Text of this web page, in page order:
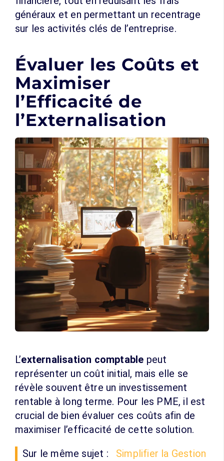
généraux et en permettant un recentrage
sur les activités clés de l’entreprise.
Évaluer les Coûts et
Maximiser
l’Efficacité de
l’Externalisation
L’externalisation comptable peut
représenter un coût initial, mais elle se
révèle souvent être un investissement
rentable à long terme. Pour les PME, il est
crucial de bien évaluer ces coûts afin de
maximiser l’efficacité de cette solution.
Sur le même sujet :
Simplifier la Gestion